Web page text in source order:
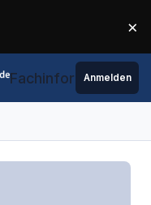
×
Fachinformatiker.de
Anmelden